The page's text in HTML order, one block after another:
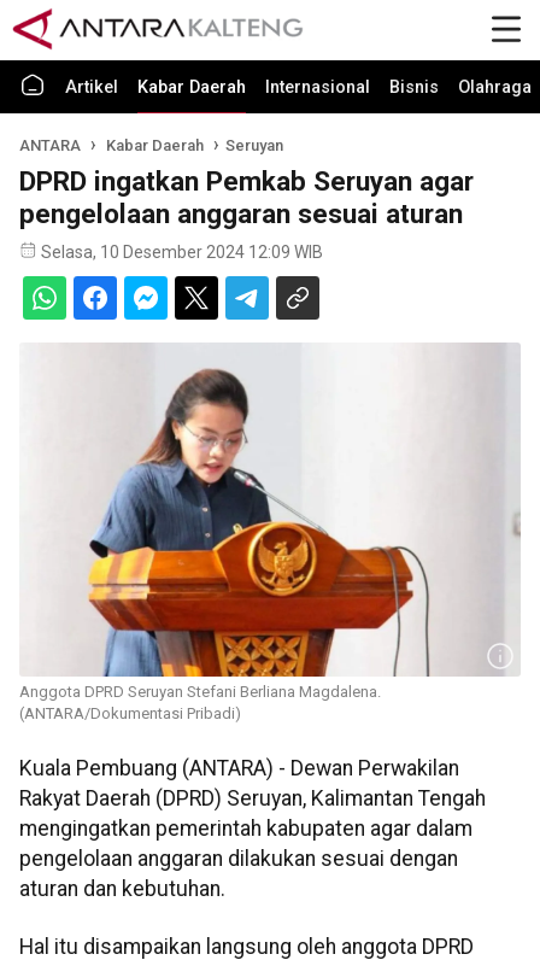
Artikel Kabar Daerah Internasional Bisnis Olahraga
ANTARA Kabar Daerah Seruyan
DPRD ingatkan Pemkab Seruyan agar
pengelolaan anggaran sesuai aturan
Selasa, 10 Desember 2024 12:09 WIB
Anggota DPRD Seruyan Stefani Berliana Magdalena.
(ANTARA/Dokumentasi Pribadi)
Kuala Pembuang (ANTARA) - Dewan Perwakilan
Rakyat Daerah (DPRD) Seruyan, Kalimantan Tengah
mengingatkan pemerintah kabupaten agar dalam
pengelolaan anggaran dilakukan sesuai dengan
aturan dan kebutuhan.
Hal itu disampaikan langsung oleh anggota DPRD